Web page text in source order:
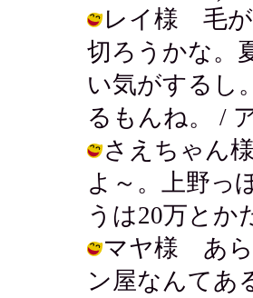
レイ様 毛が
切ろうかな。
い気がするし
るもんね。 /
さえちゃん
よ～。上野っ
うは20万とか
マヤ様 あら
ン屋なんてあ